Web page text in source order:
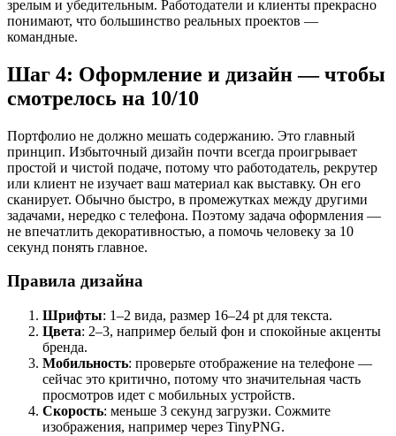
зрелым и убедительным. Работодатели и клиенты прекрасно
понимают, что большинство реальных проектов —
командные.
Шаг 4: Оформление и дизайн — чтобы
смотрелось на 10/10
Портфолио не должно мешать содержанию. Это главный
принцип. Избыточный дизайн почти всегда проигрывает
простой и чистой подаче, потому что работодатель, рекрутер
или клиент не изучает ваш материал как выставку. Он его
сканирует. Обычно быстро, в промежутках между другими
задачами, нередко с телефона. Поэтому задача оформления —
не впечатлить декоративностью, а помочь человеку за 10
секунд понять главное.
Правила дизайна
Шрифты: 1–2 вида, размер 16–24 pt для текста.
Цвета: 2–3, например белый фон и спокойные акценты
бренда.
Мобильность: проверьте отображение на телефоне —
сейчас это критично, потому что значительная часть
просмотров идет с мобильных устройств.
Скорость: меньше 3 секунд загрузки. Сожмите
изображения, например через TinyPNG.